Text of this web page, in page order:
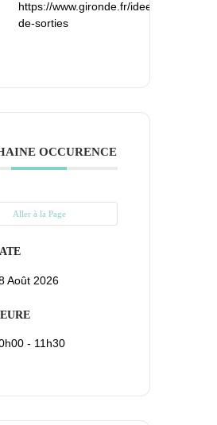
https://www.gironde.fr/idees-
de-sorties
OCCURENCE
Aller à la Page
Août 2026
- 11h30